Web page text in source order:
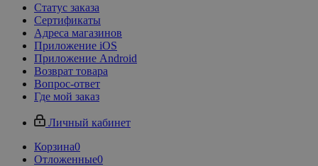
Статус заказа
Сертификаты
Адреса магазинов
Приложение iOS
Приложение Android
Возврат товара
Вопрос-ответ
Где мой заказ
Личный кабинет
Корзина0
Отложенные0